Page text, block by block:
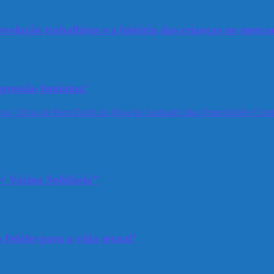
trabalhista e a história das crianças no
feminina’
/ Dicas de Bem EstarLéo Rosa de AndradeLilian PratesSibéle
Vacina Solidária”
para a vida sexual’